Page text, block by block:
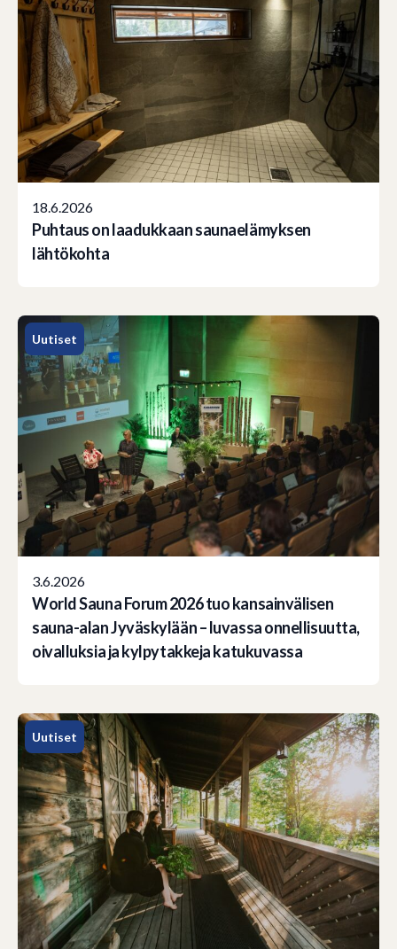
18.6.2026
Puhtaus on laadukkaan saunaelämyksen
lähtökohta
Uutiset
3.6.2026
World Sauna Forum 2026 tuo kansainvälisen
sauna-alan Jyväskylään – luvassa onnellisuutta,
oivalluksia ja kylpytakkeja katukuvassa
Uutiset